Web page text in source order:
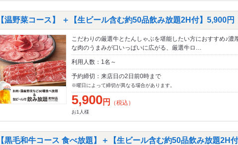
【温野菜コース】 ＋【生ビール含む約50品飲み放題2H付】5,900円
こだわりの厳選牛とたんしゃぶを堪能したい方におすすめ♪濃
な肉のうまみが口いっぱいに広がる、厳選牛ロ…
利用人数：1名～
予約締切：来店日の2日前0時まで
※曜日によって締切が異なる場合があります。
5,900円 （税込）
お1人様
【黒毛和牛コース 食べ放題】＋【生ビール含む約50品飲み放題2H